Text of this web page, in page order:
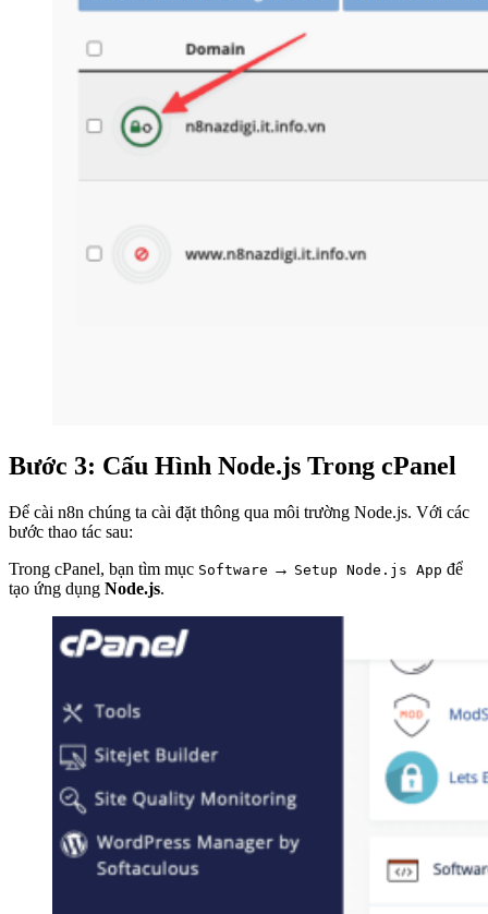
Bước 3: Cấu Hình Node.js Trong cPanel
Để cài n8n chúng ta cài đặt thông qua môi trường Node.js. Với các
bước thao tác sau:
Trong cPanel, bạn tìm mục Software → Setup Node.js App để
tạo ứng dụng Node.js.